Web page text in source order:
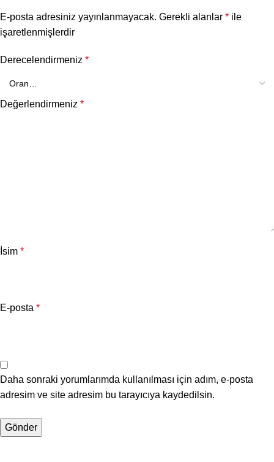
E-posta adresiniz yayınlanmayacak. Gerekli alanlar * ile
işaretlenmişlerdir
Derecelendirmeniz *
Değerlendirmeniz *
İsim *
E-posta *
Daha sonraki yorumlarımda kullanılması için adım, e-posta
adresim ve site adresim bu tarayıcıya kaydedilsin.